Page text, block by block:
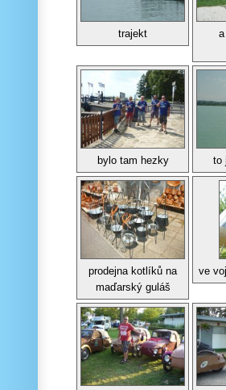
trajekt
bylo tam hezky to
prodejna kotlíků na
maďarský guláš
ve